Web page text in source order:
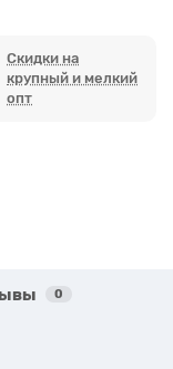
Скидки на
крупный и мелкий
опт
0